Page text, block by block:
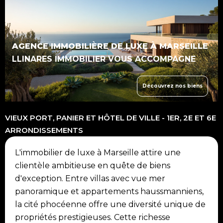
AGENCE IMMOBILIÈRE DE LUXE À MARSEILLE
LLINARES IMMOBILIER VOUS ACCOMPAGNE
Découvrez nos biens
VIEUX PORT, PANIER ET HÔTEL DE VILLE - 1ER, 2E ET 6E
ARRONDISSEMENTS
L'immobilier de luxe à Marseille attire une
clientèle ambitieuse en quête de biens
d'exception. Entre villas avec vue mer
panoramique et appartements haussmanniens,
la cité phocéenne offre une diversité unique de
propriétés prestigieuses. Cette richesse